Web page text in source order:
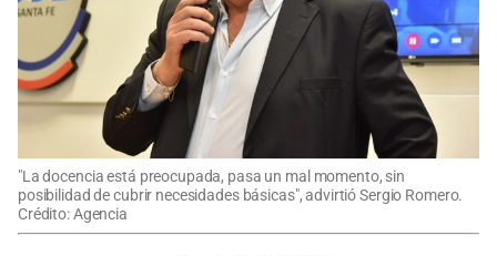
"La docencia está preocupada, pasa un mal momento, sin
posibilidad de cubrir necesidades básicas", advirtió Sergio Romero.
Crédito: Agencia